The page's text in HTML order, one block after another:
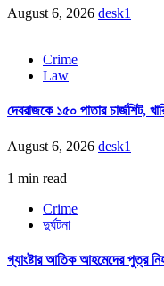
August 6, 2026 desk1
Crime
Law
দেবরাজকে ১৫০ পাতার চার্জশিট,
August 6, 2026 desk1
1 min read
Crime
দুর্ঘটনা
গ্যাংষ্টার আতিক আহমেদের পুত্র